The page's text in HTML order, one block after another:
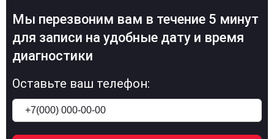
Мы перезвоним вам в течение 5 минут
для записи на удобные дату и время
диагностики
Оставьте ваш телефон: